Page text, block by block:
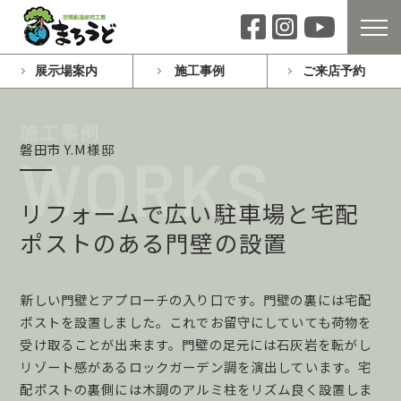
展示場案内 施工事例 ご来店予約
磐田市 Y.M様邸
リフォームで広い駐車場と宅配
ポストのある門壁の設置
新しい門壁とアプローチの入り口です。門壁の裏には宅配
ポストを設置しました。これでお留守にしていても荷物を
受け取ることが出来ます。門壁の足元には石灰岩を転がし
リゾート感があるロックガーデン調を演出しています。宅
配ポストの裏側には木調のアルミ柱をリズム良く設置しま